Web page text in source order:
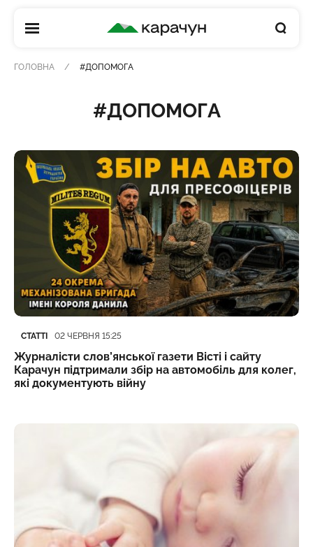
КАРАЧУН
ГОЛОВНА #ДОПОМОГА
#ДОПОМОГА
Категорія
СТАТТІ
Дата публікації
02 ЧЕРВНЯ 15:25
Журналісти слов’янської газети Вісті і сайту
Карачун підтримали збір на автомобіль для колег,
які документують війну